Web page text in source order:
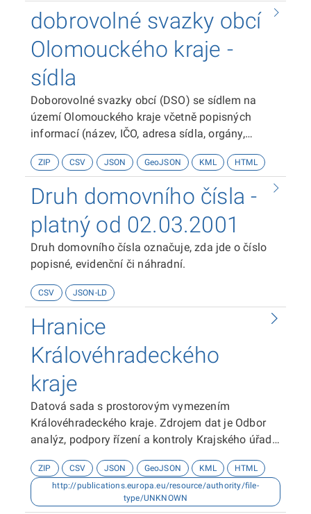
Karlovarském kraji, jeho název, identifikační číslo,
sídlo svazku, kód adresy sídla, webovou stránku,
kontaktní e-mail, kontaktní telefon, číslo datové
schránky a přesnou prostorovou lokalizaci místa
kanceláře, dále také seznam členských obcí v
Karlovarském kraji a mimo Karlovarský kraj a
celkový počet členů. Použitý souřadnicový
systém je WGS 1984.Zdrojem dat je Krajský úřad
Karlovarského kraje.
dobrovolné svazky obcí
Olomouckého kraje -
sídla
Doborovolné svazky obcí (DSO) se sídlem na
území Olomouckého kraje včetně popisných
informací (název, IČO, adresa sídla, orgány,
členských obcí a další) bodově lokalizované na
ZIP CSV JSON GeoJSON KML HTML
Druh domovního čísla -
platný od 02.03.2001
Druh domovního čísla označuje, zda jde o číslo
popisné, evidenční či náhradní.
CSV JSON-LD
Hranice
Královéhradeckého
kraje
Datová sada s prostorovým vymezením
Královéhradeckého kraje. Zdrojem dat je Odbor
analýz, podpory řízení a kontroly Krajského úřadu
ZIP CSV JSON GeoJSON KML
HTML
http://publications.europa.eu/resource/authority/file-
type/UNKNOWN